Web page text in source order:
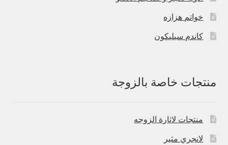
خواتم هزازه
كاندم سيليكون
منتجات خاصة بالزوجة
منتجات لاثارة الزوجه
لانجري مثير